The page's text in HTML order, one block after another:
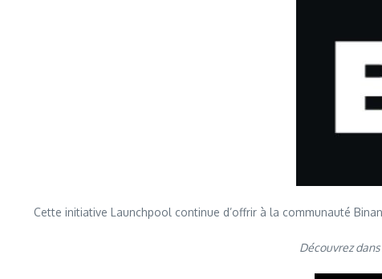
Cette initiative Launchpool continue d’offrir à la communauté
Découvrez